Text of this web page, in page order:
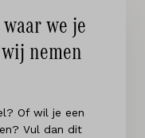
we je
nemen
Of wil je een
Vul dan dit